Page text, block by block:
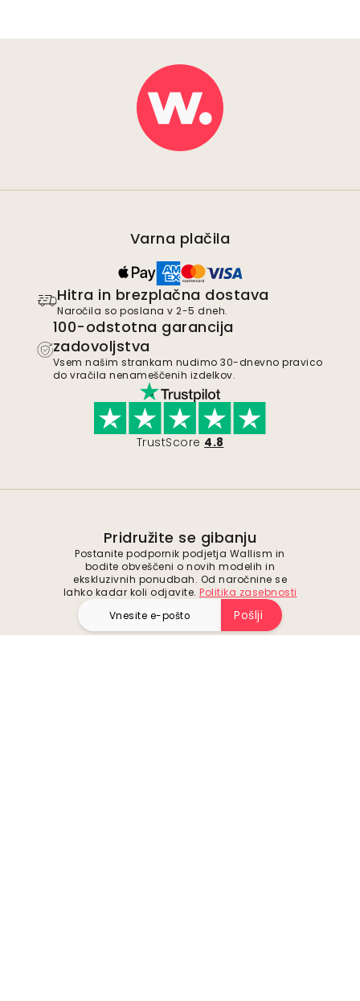
Varna plačila
Hitra in brezplačna dostava
Naročila so poslana v 2-5 dneh.
100-odstotna garancija
zadovoljstva
Vsem našim strankam nudimo 30-dnevno pravico
do vračila nenameščenih izdelkov.
TrustScore 4.8
Pridružite se gibanju
Postanite podpornik podjetja Wallism in
bodite obveščeni o novih modelih in
ekskluzivnih ponudbah. Od naročnine se
lahko kadar koli odjavite. Politika zasebnosti
Pošlji